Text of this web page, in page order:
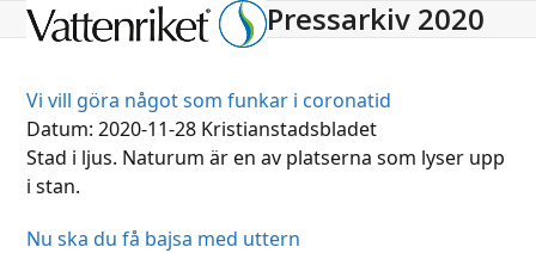
Open
menu
Close
menu
Pressarkiv 2020
Vi vill göra något som funkar i coronatid
Datum: 2020-11-28 Kristianstadsbladet
Stad i ljus. Naturum är en av platserna som lyser upp
i stan.
Nu ska du få bajsa med uttern